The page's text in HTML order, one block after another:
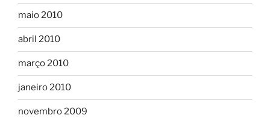
maio 2010
abril 2010
março 2010
janeiro 2010
novembro 2009